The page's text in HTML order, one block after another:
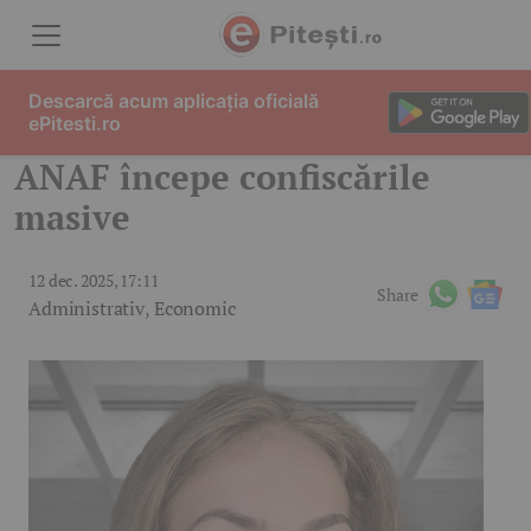
ANAF începe confiscările
masive
12 dec. 2025, 17:11
Administrativ, Economic
Share
Descarcă acum aplicația oficială
ePitesti.ro